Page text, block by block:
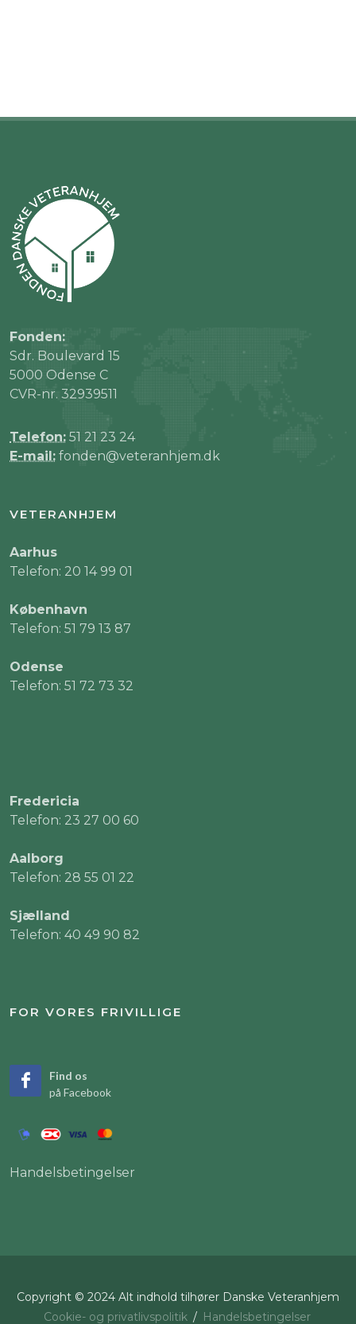
Fonden:
Sdr. Boulevard 15
5000 Odense C
CVR-nr. 32939511
Telefon: 51 21 23 24
E-mail: fonden@veteranhjem.dk
VETERANHJEM
Aarhus
Telefon: 20 14 99 01
København
Telefon: 51 79 13 87
Odense
Telefon: 51 72 73 32
Fredericia
Telefon: 23 27 00 60
Aalborg
Telefon: 28 55 01 22
Sjælland
Telefon: 40 49 90 82
FOR VORES FRIVILLIGE
Find os
på Facebook
Handelsbetingelser
Copyright © 2024 Alt indhold tilhører Danske Veteranhjem
Cookie- og privatlivspolitik / Handelsbetingelser